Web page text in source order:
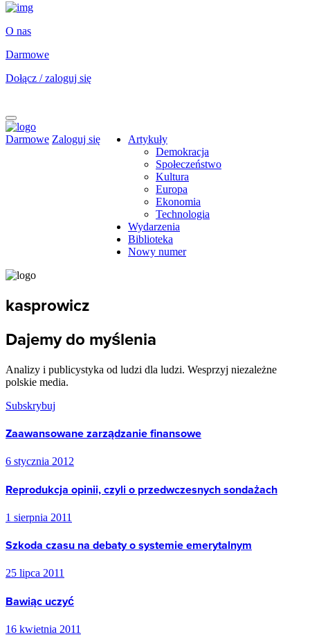
O nas
Darmowe
Dołącz / zaloguj się
Darmowe Zaloguj się
Artykuły
Demokracja
Społeczeństwo
Kultura
Europa
Ekonomia
Technologia
Wydarzenia
Biblioteka
Nowy numer
kasprowicz
Dajemy do myślenia
Analizy i publicystyka od ludzi dla ludzi. Wesprzyj niezależne
polskie media.
Subskrybuj
Zaawansowane zarządzanie finansowe
6 stycznia 2012
Reprodukcja opinii, czyli o przedwczesnych sondażach
1 sierpnia 2011
Szkoda czasu na debaty o systemie emerytalnym
25 lipca 2011
Bawiąc uczyć
16 kwietnia 2011